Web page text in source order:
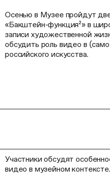
Осенью в Музее пройдут две
«Бакштейн-функция²» в
записи художественной
обсудить роль видео в
российского искусства.
Участники обсудят
видео в музейном контексте.